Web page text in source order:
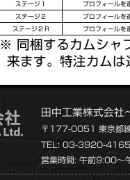
ステージ１
プロフィールを
ステージ２
プロフィールを
ステージ２Ｒ
プロフィールを
※ 同梱するカムシャ
来ます。特注カム
田中工業株式会社
〒177-0051 東京都
TEL: 03-3920-4165
営業時間: 午前9:00～